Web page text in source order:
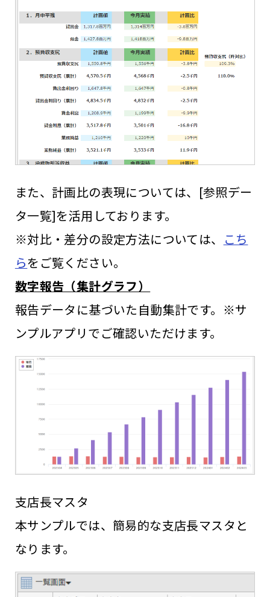
また、計画比の表現については、[参照デー
タ一覧]を活用しております。
※対比・差分の設定方法については、 こち
らをご覧ください。
数字報告（集計グラフ）
報告データに基づいた自動集計です。※サ
ンプルアプリでご確認いただけます。
支店長マスタ
本サンプルでは、簡易的な支店長マスタと
なります。